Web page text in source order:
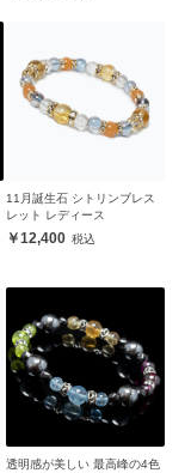
11月誕生石 シトリンブレス
レット レディース
12,400
透明感が美しい 最高峰の4色